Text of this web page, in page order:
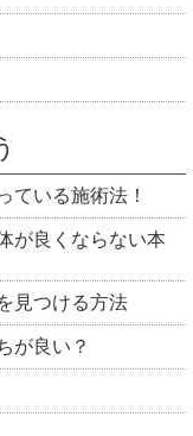
ている施術法！
が良くならない本
見つける方法
が良い？